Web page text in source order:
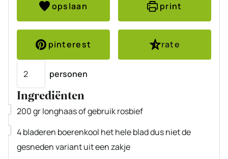
opslaan print
pinterest
rate
personen
Ingrediënten
▢
200grlonghaasof gebruik rosbief
▢
4bladeren boerenkool het hele blad dus niet de
gesneden variant uit een zakje